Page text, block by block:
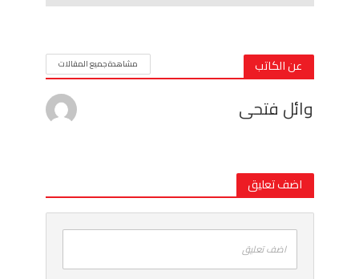
عن الكاتب مشاهدة جميع المقالات
وائل فتحى
اضف تعليق
اضف تعليق